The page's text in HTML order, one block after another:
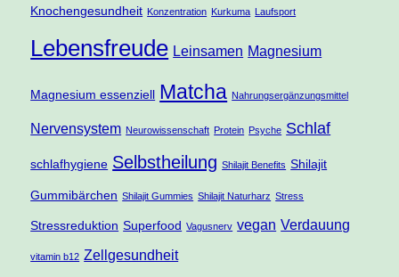
Knochengesundheit Konzentration Kurkuma Laufsport
Lebensfreude Leinsamen Magnesium
Magnesium essenziell Matcha Nahrungsergänzungsmittel
Nervensystem Neurowissenschaft Protein Psyche Schlaf
schlafhygiene Selbstheilung Shilajit Benefits Shilajit
Gummibärchen Shilajit Gummies Shilajit Naturharz Stress
Stressreduktion Superfood Vagusnerv vegan Verdauung
vitamin b12 Zellgesundheit